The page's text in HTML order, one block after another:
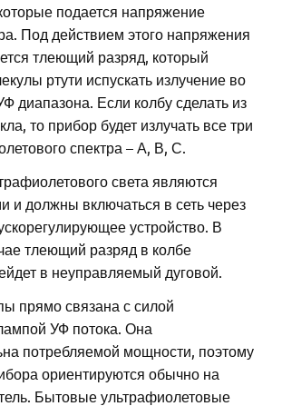
подается напряжение
Под действием этого напряжения
тлеющий разряд, который
ртути испускать излучение во
диапазона. Если колбу сделать из
то прибор будет излучать все три
спектра – А, В, С.
света являются
и должны включаться в сеть через
устройство. В
тлеющий разряд в колбе
в неуправляемый дуговой.
прямо связана с силой
УФ потока. Она
потребляемой мощности, поэтому
ориентируются обычно на
Бытовые ультрафиолетовые